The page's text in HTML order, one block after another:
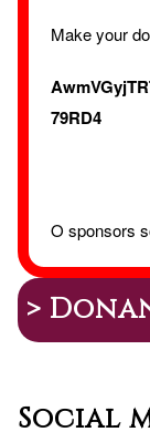
Make your
79RD4
O sponsors
>
Social